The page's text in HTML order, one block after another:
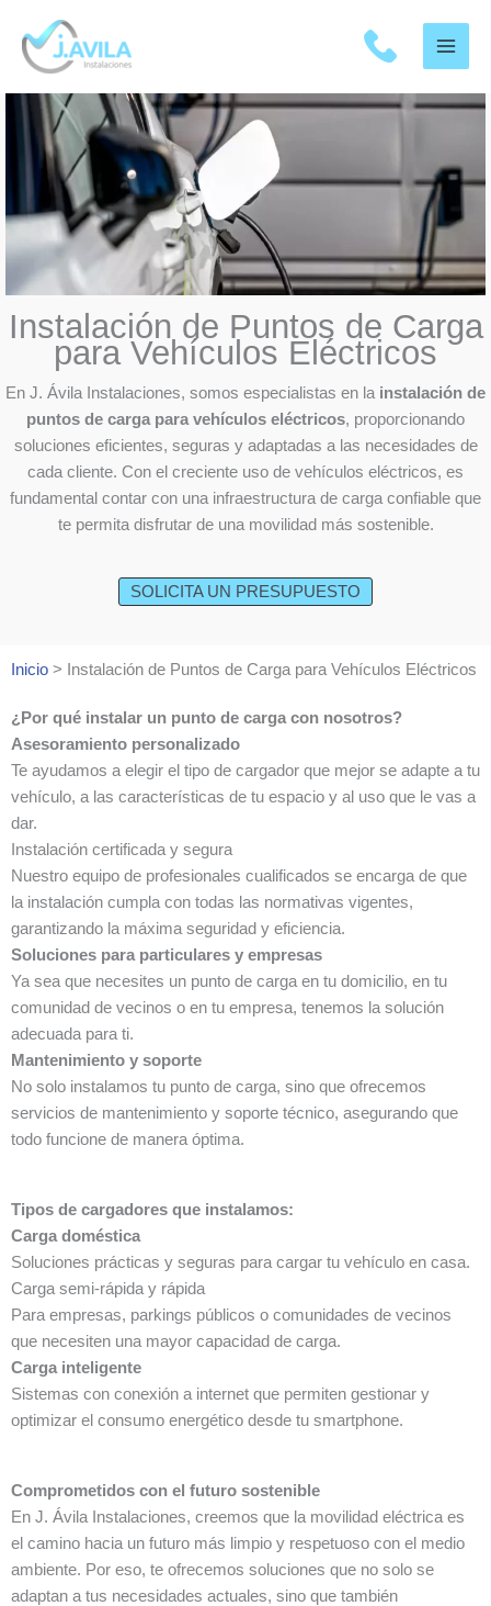
content
Instalación de Puntos de Carga
para Vehículos Eléctricos
En J. Ávila Instalaciones, somos especialistas en la instalación de
puntos de carga para vehículos eléctricos, proporcionando
soluciones eficientes, seguras y adaptadas a las necesidades de
cada cliente. Con el creciente uso de vehículos eléctricos, es
fundamental contar con una infraestructura de carga confiable que
te permita disfrutar de una movilidad más sostenible.
SOLICITA UN PRESUPUESTO
Inicio > Instalación de Puntos de Carga para Vehículos Eléctricos
¿Por qué instalar un punto de carga con nosotros?
Asesoramiento personalizado
Te ayudamos a elegir el tipo de cargador que mejor se adapte a tu
vehículo, a las características de tu espacio y al uso que le vas a
dar.
Instalación certificada y segura
Nuestro equipo de profesionales cualificados se encarga de que
la instalación cumpla con todas las normativas vigentes,
garantizando la máxima seguridad y eficiencia.
Soluciones para particulares y empresas
Ya sea que necesites un punto de carga en tu domicilio, en tu
comunidad de vecinos o en tu empresa, tenemos la solución
adecuada para ti.
Mantenimiento y soporte
No solo instalamos tu punto de carga, sino que ofrecemos
servicios de mantenimiento y soporte técnico, asegurando que
todo funcione de manera óptima.
Tipos de cargadores que instalamos:
Carga doméstica
Soluciones prácticas y seguras para cargar tu vehículo en casa.
Carga semi-rápida y rápida
Para empresas, parkings públicos o comunidades de vecinos
que necesiten una mayor capacidad de carga.
Carga inteligente
Sistemas con conexión a internet que permiten gestionar y
optimizar el consumo energético desde tu smartphone.
Comprometidos con el futuro sostenible
En J. Ávila Instalaciones, creemos que la movilidad eléctrica es
el camino hacia un futuro más limpio y respetuoso con el medio
ambiente. Por eso, te ofrecemos soluciones que no solo se
adaptan a tus necesidades actuales, sino que también